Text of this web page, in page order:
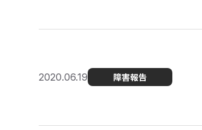
2020.06.19 障害報告